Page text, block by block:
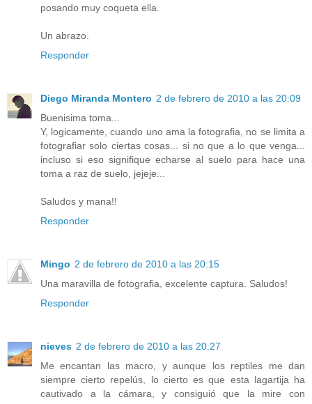
posando muy coqueta ella.
Un abrazo.
Responder
Diego Miranda Montero 2 de febrero de 2010 a las 20:09
Buenisima toma...
Y, logicamente, cuando uno ama la fotografia, no se limita a
fotografiar solo ciertas cosas... si no que a lo que venga...
incluso si eso signifique echarse al suelo para hace una
toma a raz de suelo, jejeje...
Saludos y mana!!
Responder
Mingo 2 de febrero de 2010 a las 20:15
Una maravilla de fotografia, excelente captura. Saludos!
Responder
nieves 2 de febrero de 2010 a las 20:27
Me encantan las macro, y aunque los reptiles me dan
siempre cierto repelús, lo cierto es que esta lagartija ha
cautivado a la cámara, y consiguió que la mire con